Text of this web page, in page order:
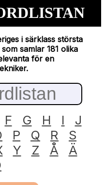
i särklass största
samlar 181 olika
för en
F G H I
J
P Q R
S
Y Z Å
Ä